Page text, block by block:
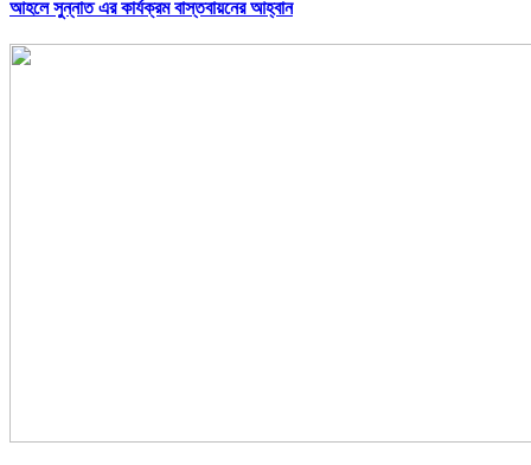
আহলে সুন্নাত এর কার্যক্রম বাস্তবায়নের আহ্বান